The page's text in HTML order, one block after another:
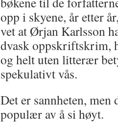
opp i skyene, år etter
vet at Ørjan Karlsson
dvask oppskriftskrim,
og helt uten litterær
spekulativt vås.
Det er sannheten,
populær av å si høyt.